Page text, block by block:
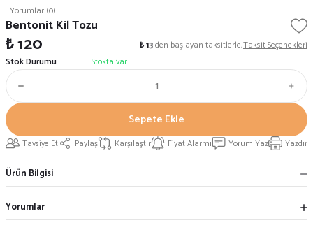
Yorumlar (0)
Bentonit Kil Tozu
₺ 120 ₺ 13den başlayan taksitlerle!Taksit Seçenekleri
Stok Durumu
Stokta var
Sepete Ekle
Tavsiye Et Paylaş Karşılaştır Fiyat Alarmı Yorum Yaz Yazdır
Ürün Bilgisi
Yorumlar